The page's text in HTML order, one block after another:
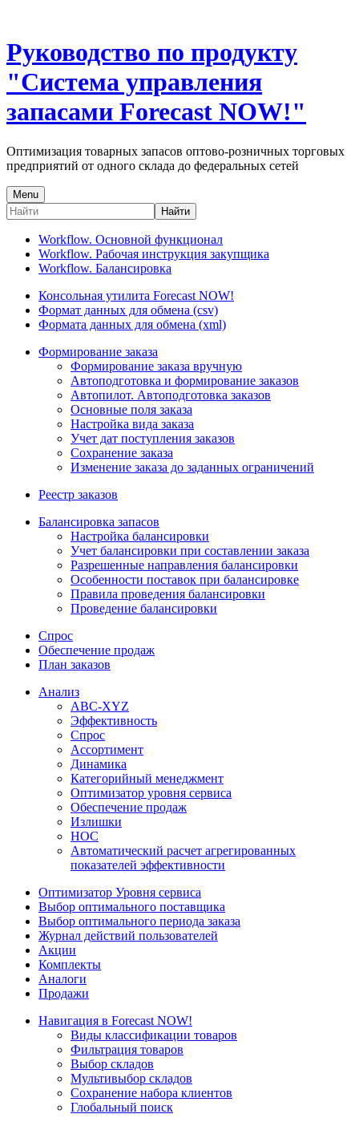
Руководство по продукту
"Система управления
запасами Forecast NOW!"
Оптимизация товарных запасов оптово-розничных торговых
предприятий от одного склада до федеральных сетей
Menu
Найти
Workflow. Основной функционал
Workflow. Рабочая инструкция закупщика
Workflow. Балансировка
Консольная утилита Forecast NOW!
Формат данных для обмена (csv)
Формата данных для обмена (xml)
Формирование заказа
Формирование заказа вручную
Автоподготовка и формирование заказов
Автопилот. Автоподготовка заказов
Основные поля заказа
Настройка вида заказа
Учет дат поступления заказов
Сохранение заказа
Изменение заказа до заданных ограничений
Реестр заказов
Балансировка запасов
Настройка балансировки
Учет балансировки при составлении заказа
Разрешенные направления балансировки
Особенности поставок при балансировке
Правила проведения балансировки
Проведение балансировки
Спрос
Обеспечение продаж
План заказов
Анализ
ABC-XYZ
Эффективность
Спрос
Ассортимент
Динамика
Категорийный менеджмент
Оптимизатор уровня сервиса
Обеспечение продаж
Излишки
НОС
Автоматический расчет агрегированных
показателей эффективности
Оптимизатор Уровня сервиса
Выбор оптимального поставщика
Выбор оптимального периода заказа
Журнал действий пользователей
Акции
Комплекты
Аналоги
Продажи
Навигация в Forecast NOW!
Виды классификации товаров
Фильтрация товаров
Выбор складов
Мультивыбор складов
Сохранение набора клиентов
Глобальный поиск